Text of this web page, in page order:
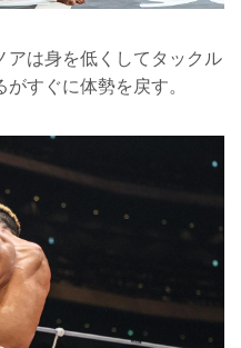
アは身を低くしてタックル
すぐに体勢を戻す。